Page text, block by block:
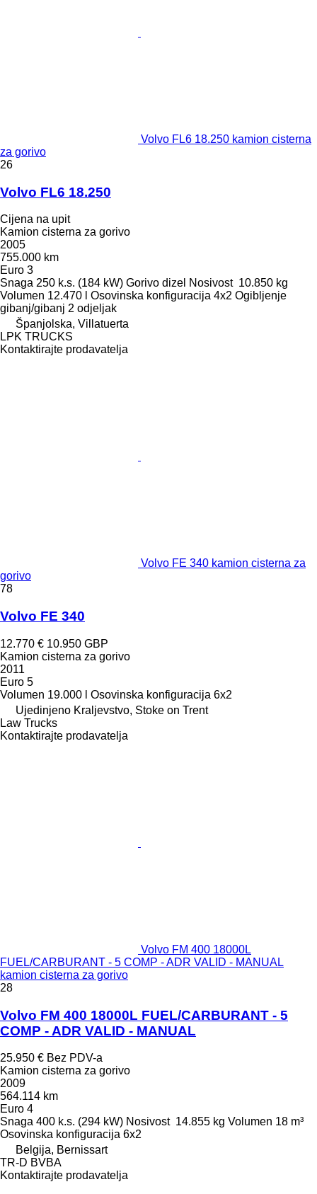
Volvo FL6 18.250 kamion cisterna
za gorivo
26
Volvo FL6 18.250
Cijena na upit
Kamion cisterna za gorivo
2005
755.000 km
Euro 3
Snaga 250 k.s. (184 kW) Gorivo dizel Nosivost 10.850 kg
Volumen 12.470 l Osovinska konfiguracija 4x2 Ogibljenje
gibanj/gibanj 2 odjeljak
Španjolska, Villatuerta
LPK TRUCKS
Kontaktirajte prodavatelja
Volvo FE 340 kamion cisterna za
gorivo
78
Volvo FE 340
12.770 € 10.950 GBP
Kamion cisterna za gorivo
2011
Euro 5
Volumen 19.000 l Osovinska konfiguracija 6x2
Ujedinjeno Kraljevstvo, Stoke on Trent
Law Trucks
Kontaktirajte prodavatelja
Volvo FM 400 18000L
FUEL/CARBURANT - 5 COMP - ADR VALID - MANUAL
kamion cisterna za gorivo
28
Volvo FM 400 18000L FUEL/CARBURANT - 5
COMP - ADR VALID - MANUAL
25.950 € Bez PDV-a
Kamion cisterna za gorivo
2009
564.114 km
Euro 4
Snaga 400 k.s. (294 kW) Nosivost 14.855 kg Volumen 18 m³
Osovinska konfiguracija 6x2
Belgija, Bernissart
TR-D BVBA
Kontaktirajte prodavatelja